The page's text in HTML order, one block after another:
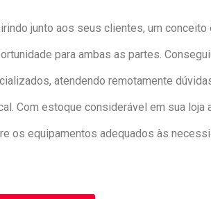
junto aos seus clientes, um
para ambas as partes.
atendendo remotamente
Com estoque considerável em sua
os equipamentos adequados às